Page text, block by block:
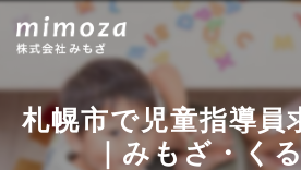
札幌市で児童指導員
｜みもざ・く